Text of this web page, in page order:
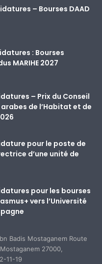
– Bourses DAAD
: Bourses
MARIHE 2027
– Prix du Conseil
de l’Habitat et de
pour le poste de
d’une unité de
pour les bourses
vers l’Université
Badis Mostaganem Route
27000,
11-19